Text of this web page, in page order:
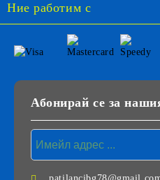
Ние работим с
Абонирай се за